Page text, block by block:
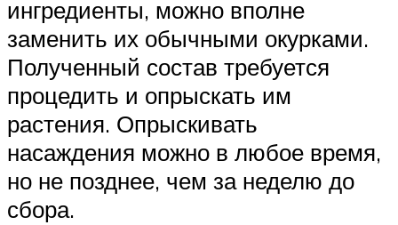
ингредиенты, можно вполне
заменить их обычными окурками.
Полученный состав требуется
процедить и опрыскать им
растения. Опрыскивать
насаждения можно в любое время,
но не позднее, чем за неделю до
сбора.